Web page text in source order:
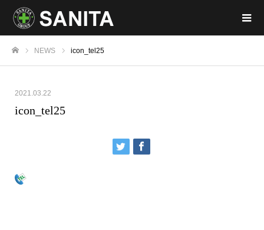
NEWS icon_tel25
2021.03.22
icon_tel25